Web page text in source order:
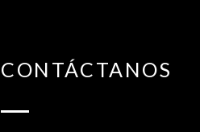
CONTÁCTANOS